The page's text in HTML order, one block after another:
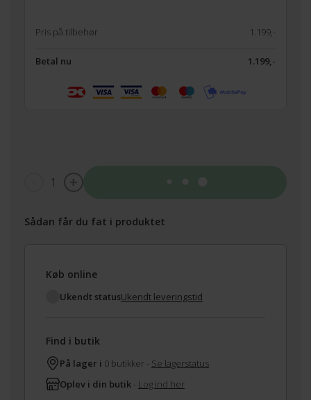
Pris på tilbehør 1.199,-
Betal nu 1.199,-
1
Sådan får du fat i produktet
Køb online
Ukendt statusUkendt leveringstid
Find i butik
På lager i 0 butikker - Se lagerstatus
Oplev i din butik - Log ind her